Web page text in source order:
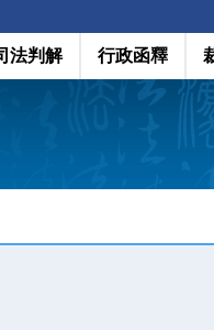
法判解 行政函釋